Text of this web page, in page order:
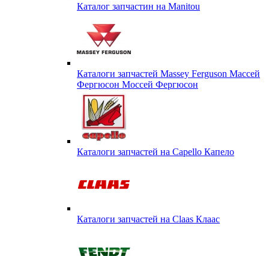
Каталог запчастин на Маnitou
Каталоги запчастей Massey Ferguson Массей
Фергюсон Моссей Фергюсон
Каталоги запчастей на Capello Капело
Каталоги запчастей на Claas Клаас